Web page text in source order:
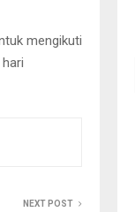
mengikuti
NEXT POST